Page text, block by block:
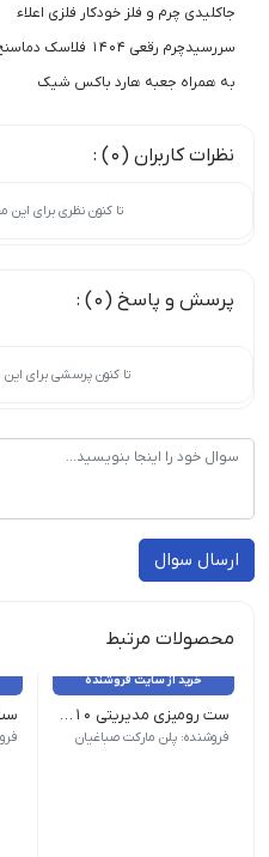
جاکلیدی چرم و فلز خودکار فلزی اعلاء
سررسیدچرم رقعی 1404 فلاسک دماسنج دار500ml
به همراه جعبه هارد باکس شیک
نظرات کاربران (0) :
تا کنون نظری برای
پرسش و پاسخ (0) :
تا کنون پرسشی برای
ارسال سوال
محصولات مرتبط
خرید از سایت فروشنده
ست رومیزی مدیریتی 10 پارچه چوبی
جنس بدنه چوب تعداد در بسته 10
فروشنده: پلن مارکت صباغیان